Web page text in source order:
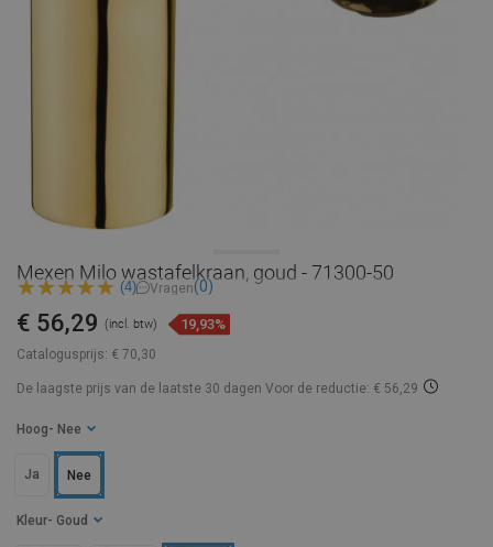
Mexen Milo wastafelkraan, goud - 71300-50
(4) Vragen(0)
Catalogusprijs: € 70,30
€ 56,29 (incl. btw) 19,93%
De laagste prijs van de laatste 30 dagen Voor de reductie: € 56,29
Kleur - Goud
Hoog - Nee
Ja Nee